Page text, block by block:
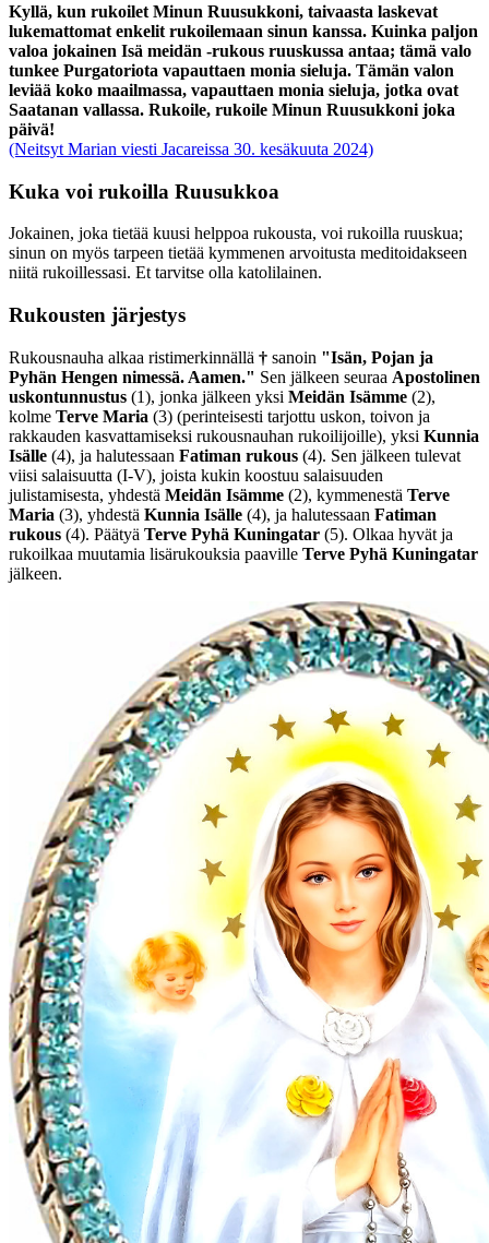
Kyllä, kun rukoilet Minun Ruusukkoni, taivaasta laskevat
lukemattomat enkelit rukoilemaan sinun kanssa. Kuinka paljon
valoa jokainen Isä meidän -rukous ruuskussa antaa; tämä valo
tunkee Purgatoriota vapauttaen monia sieluja. Tämän valon
leviää koko maailmassa, vapauttaen monia sieluja, jotka ovat
Saatanan vallassa. Rukoile, rukoile Minun Ruusukkoni joka
päivä!
(Neitsyt Marian viesti Jacareissa 30. kesäkuuta 2024)
Kuka voi rukoilla Ruusukkoa
Jokainen, joka tietää kuusi helppoa rukousta, voi rukoilla ruuskua;
sinun on myös tarpeen tietää kymmenen arvoitusta meditoidakseen
niitä rukoillessasi. Et tarvitse olla katolilainen.
Rukousten järjestys
Rukousnauha alkaa ristimerkinnällä † sanoin "Isän, Pojan ja
Pyhän Hengen nimessä. Aamen." Sen jälkeen seuraa Apostolinen
uskontunnustus (1), jonka jälkeen yksi Meidän Isämme (2),
kolme Terve Maria (3) (perinteisesti tarjottu uskon, toivon ja
rakkauden kasvattamiseksi rukousnauhan rukoilijoille), yksi Kunnia
Isälle (4), ja halutessaan Fatiman rukous (4). Sen jälkeen tulevat
viisi salaisuutta (I-V), joista kukin koostuu salaisuuden
julistamisesta, yhdestä Meidän Isämme (2), kymmenestä Terve
Maria (3), yhdestä Kunnia Isälle (4), ja halutessaan Fatiman
rukous (4). Päätyä Terve Pyhä Kuningatar (5). Olkaa hyvät ja
rukoilkaa muutamia lisärukouksia paaville Terve Pyhä Kuningatar
jälkeen.